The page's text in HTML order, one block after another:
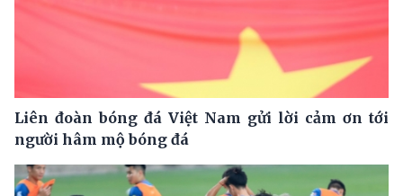
Liên đoàn bóng đá Việt Nam gửi lời cảm ơn tới
người hâm mộ bóng đá